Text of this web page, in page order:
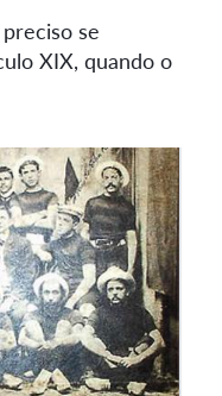
se
XIX, quando o